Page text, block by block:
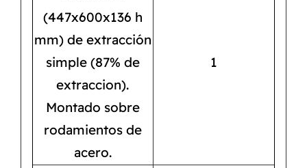
(447x600x136 h
mm) de extracción
simple (87% de
extraccion).
Montado sobre
rodamientos de
acero.
1